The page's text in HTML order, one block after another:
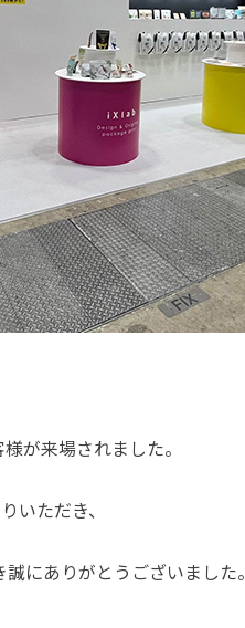
が来場されました。
いただき、
にありがとうございました。